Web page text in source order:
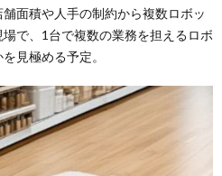
面積や人手の制約から複数ロボッ
で、1台で複数の業務を担えるロボ
見極める予定。